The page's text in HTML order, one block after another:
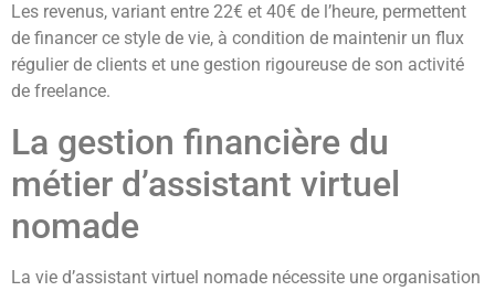
Les revenus, variant entre 22€ et 40€ de l’heure, permettent
de financer ce style de vie, à condition de maintenir un flux
régulier de clients et une gestion rigoureuse de son activité
de freelance.
La gestion financière du
métier d’assistant virtuel
nomade
La vie d’assistant virtuel nomade nécessite une organisation